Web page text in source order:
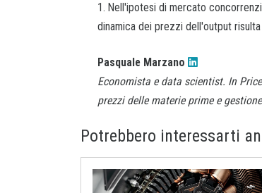
1. Nell'ipotesi di mercato
dinamica dei prezzi dell'output
Pasquale Marzano
Economista e data scientist. In
prezzi delle materie prime e
Potrebbero interessarti